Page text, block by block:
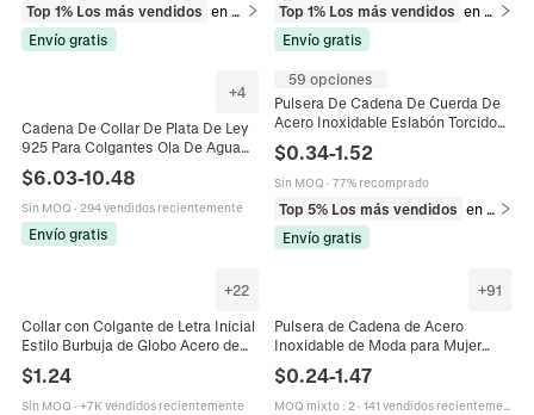
Top 1% Los más vendidos
en Pulseras
Envío gratis
Top 1% Los más vendidos
en Collares
Envío gratis
+4
Cadena De Collar De Plata De Ley
925 Para Colgantes Ola De Agua
Serpiente Estilo Trigo Cadena
Forzada Estilo Italia Sello
$6.03-10.48
Sin MOQ · 294 vendidos recientemente
Envío gratis
59 opciones
Pulsera De Cadena De Cuerda De
Acero Inoxidable Eslabón Torcido
Hip Hop Punk Para Hombre Mujer
$0.34-1.52
Sin MOQ · 77% recomprado
Top 5% Los más vendidos
en Pulseras
Envío gratis
+22
Collar con Colgante de Letra Inicial
Estilo Burbuja de Globo Acero de
Titanio Chapado en Oro Real
Alfabeto Collar de Cadena para
Mujer
$1.24
Sin MOQ · +7K vendidos recientemente
+91
Pulsera de Cadena de Acero
Inoxidable de Moda para Mujer
Chapada en Oro de 18K Figaro
Rope Paperclip Snake Bead Link
Jewelry Gift
$0.24-1.47
MOQ mixto: 2· 141 vendidos recientemente